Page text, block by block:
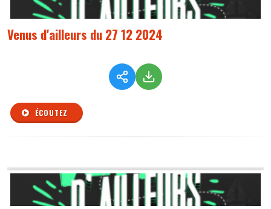
Venus d'ailleurs du 27 12 2024
ÉCOUTEZ